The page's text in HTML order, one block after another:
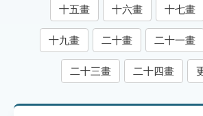
遊戲專區
貓頭鷹博士
十五畫 十六畫 十七畫
十九畫 二十畫 二十一畫
二十三畫 二十四畫